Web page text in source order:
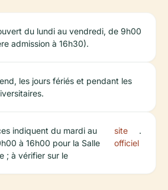
du lundi au vendredi, de 9h00
admission à 16h30).
les jours fériés et pendant les
indiquent du mardi au
à 16h00 pour la Salle
; à vérifier sur le
site
officiel
.